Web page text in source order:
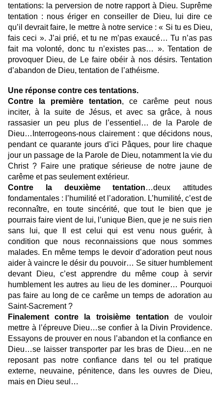
tentations: la perversion de notre rapport à Dieu. Suprême
tentation : nous ériger en conseiller de Dieu, lui dire ce
qu’il devrait faire, le mettre à notre service : « Si tu es Dieu,
fais ceci ». J’ai prié, et tu ne m’pas exaucé… Tu n’as pas
fait ma volonté, donc tu n’existes pas… ». Tentation de
provoquer Dieu, de Le faire obéir à nos désirs. Tentation
d’abandon de Dieu, tentation de l’athéisme.
Une réponse contre ces tentations.
Contre la première tentation, ce carême peut nous
inciter, à la suite de Jésus, et avec sa grâce, à nous
rassasier un peu plus de l’essentiel… de la Parole de
Dieu…Interrogeons-nous clairement : que décidons nous,
pendant ce quarante jours d’ici Pâques, pour lire chaque
jour un passage de la Parole de Dieu, notamment la vie du
Christ ? Faire une pratique sérieuse de notre jaune de
carême et pas seulement extérieur.
Contre la deuxième tentation…deux attitudes
fondamentales : l’humilité et l’adoration. L’humilité, c’est de
reconnaître, en toute sincérité, que tout le bien que je
pourrais faire vient de lui, l’unique Bien, que je ne suis rien
sans lui, que Il est celui qui est venu nous guérir, à
condition que nous reconnaissions que nous sommes
malades. En même temps le devoir d’adoration peut nous
aider à vaincre le désir du pouvoir… Se situer humblement
devant Dieu, c’est apprendre du même coup à servir
humblement les autres au lieu de les dominer… Pourquoi
pas faire au long de ce carême un temps de adoration au
Saint-Sacrement ?
Finalement contre la troisième tentation de vouloir
mettre à l’épreuve Dieu…se confier à la Divin Providence.
Essayons de prouver en nous l’abandon et la confiance en
Dieu…se laisser transporter par les bras de Dieu…en ne
reposant pas notre confiance dans tel ou tel pratique
externe, neuvaine, pénitence, dans les ouvres de Dieu,
mais en Dieu seul…